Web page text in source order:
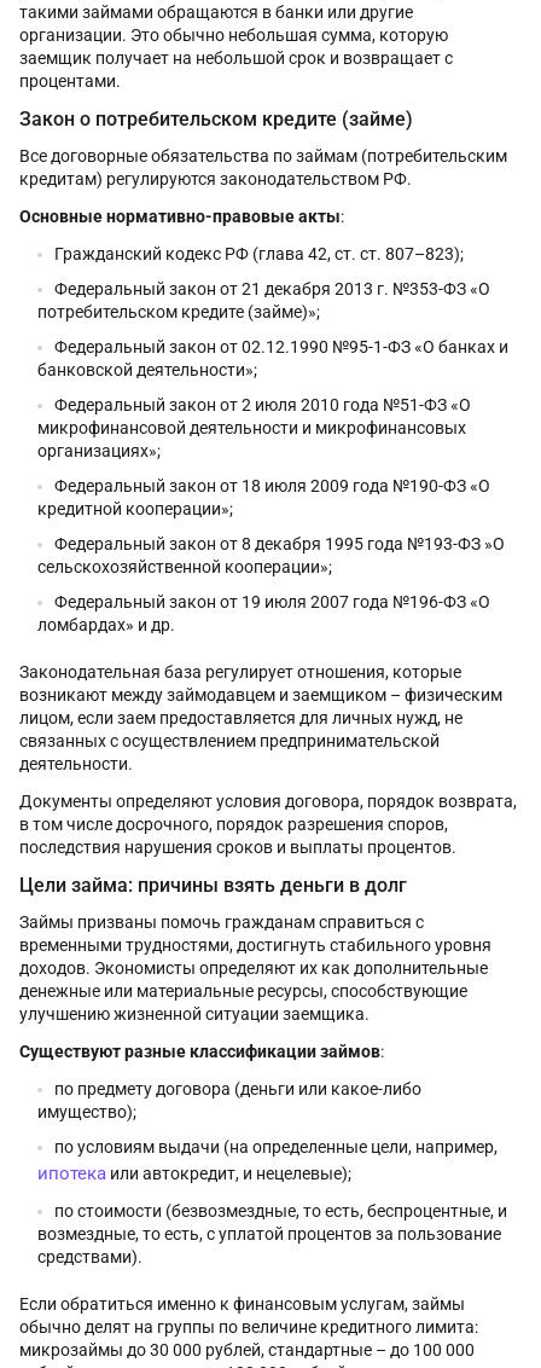
такими займами обращаются в банки или другие
организации. Это обычно небольшая сумма, которую
заемщик получает на небольшой срок и возвращает с
процентами.
Закон о потребительском кредите (займе)
Все договорные обязательства по займам (потребительским
кредитам) регулируются законодательством РФ.
Основные нормативно-правовые акты:
Гражданский кодекс РФ (глава 42, ст. ст. 807–823);
Федеральный закон от 21 декабря 2013 г. №353-ФЗ «О
потребительском кредите (займе)»;
Федеральный закон от 02.12.1990 №95-1-ФЗ «О банках и
банковской деятельности»;
Федеральный закон от 2 июля 2010 года №51-ФЗ «О
микрофинансовой деятельности и микрофинансовых
организациях»;
Федеральный закон от 18 июля 2009 года №190-ФЗ «О
кредитной кооперации»;
Федеральный закон от 8 декабря 1995 года №193-ФЗ »О
сельскохозяйственной кооперации»;
Федеральный закон от 19 июля 2007 года №196-ФЗ «О
ломбардах» и др.
Законодательная база регулирует отношения, которые
возникают между займодавцем и заемщиком – физическим
лицом, если заем предоставляется для личных нужд, не
связанных с осуществлением предпринимательской
деятельности.
Документы определяют условия договора, порядок возврата,
в том числе досрочного, порядок разрешения споров,
последствия нарушения сроков и выплаты процентов.
Цели займа: причины взять деньги в долг
Займы призваны помочь гражданам справиться с
временными трудностями, достигнуть стабильного уровня
доходов. Экономисты определяют их как дополнительные
денежные или материальные ресурсы, способствующие
улучшению жизненной ситуации заемщика.
Существуют разные классификации займов:
по предмету договора (деньги или какое-либо
имущество);
по условиям выдачи (на определенные цели, например,
ипотека или автокредит, и нецелевые);
по стоимости (безвозмездные, то есть, беспроцентные, и
возмездные, то есть, с уплатой процентов за пользование
средствами).
Если обратиться именно к финансовым услугам, займы
обычно делят на группы по величине кредитного лимита:
микрозаймы до 30 000 рублей, стандартные – до 100 000